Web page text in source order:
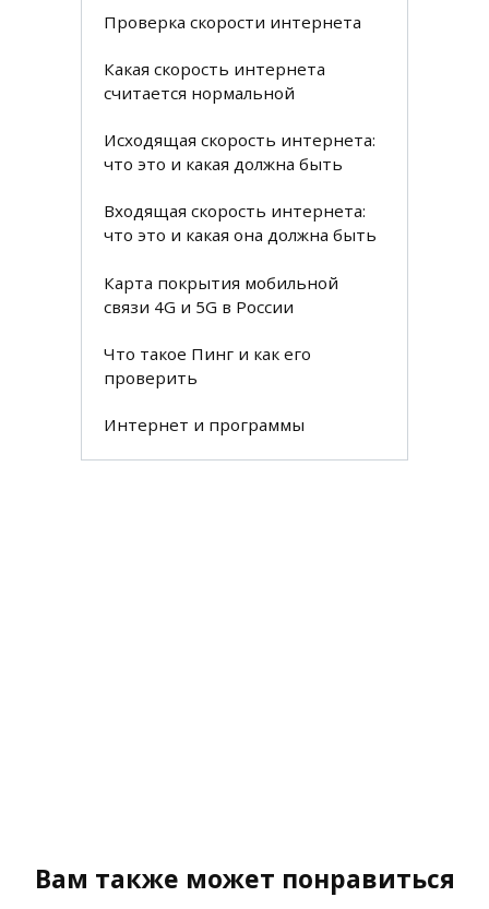
Проверка скорости интернета
Какая скорость интернета
считается нормальной
Исходящая скорость интернета:
что это и какая должна быть
Входящая скорость интернета:
что это и какая она должна быть
Карта покрытия мобильной
связи 4G и 5G в России
Что такое Пинг и как его
проверить
Интернет и программы
Вам также может понравиться